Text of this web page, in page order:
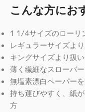
こんな方にお
1 1/4サイズのローリ
レギュラーサイズよ
キングサイズより扱
薄く繊細なスローバ
無塩素漂白ペーパー
持ち運びやすく、紙
方